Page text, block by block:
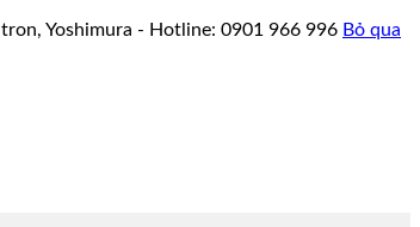
Yoshimura - Hotline: 0901 966 996 Bỏ qua